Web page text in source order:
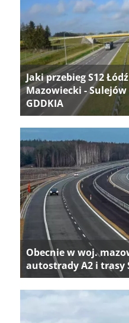
Jaki przebieg S12
Mazowiecki - Sulejów
GDDKIA
Obecnie w woj.
autostrady A2 i trasy